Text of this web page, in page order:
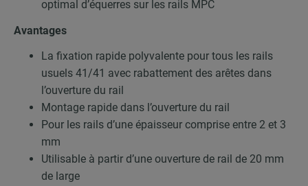
optimal d’équerres sur les rails MPC
Avantages
La fixation rapide polyvalente pour tous les rails
usuels 41/41 avec rabattement des arêtes dans
l’ouverture du rail
Montage rapide dans l’ouverture du rail
Pour les rails d’une épaisseur comprise entre 2 et 3
mm
Utilisable à partir d’une ouverture de rail de 20 mm
de large